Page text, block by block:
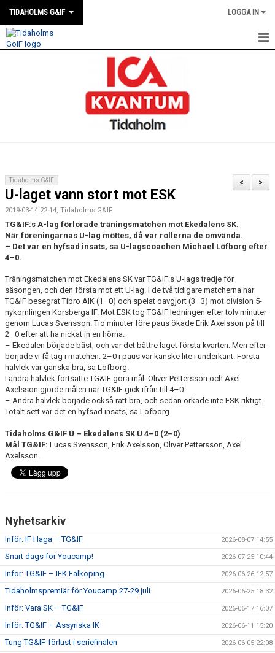
TIDAHOLMS G&IF LOGGA IN
FÖRENINGEN
SOUVENIRER
GAMLA GIFFS TORSDAGSTRÄFFAR
MATCHER
CUPER ARBETSBESKRIVNING
PLANSCHEMA
>
<
Tidaholms G&IF
U-laget vann stort mot ESK
2019-03-14 22:14, Tidaholms G&IF
TG&IF:s A-lag förlorade träningsmatchen mot Ekedalens SK.
När föreningarnas U-lag möttes, då var rollerna de omvända.
– Det var en hyfsad insats, sa U-lagscoachen Michael Löfborg efter
4–0.
Träningsmatchen mot Ekedalens SK var TG&IF:s U-lags tredje för
säsongen, och den första mot ett U-lag. I de två tidigare matcherna har
TG&IF besegrat Tibro AIK (1–0) och spelat oavgjort (3–3) mot division 5-
nykomlingen Korsberga IF. Mot ESK tog TG&IF ledningen efter tolv minuter
genom Lucas Svensson. Tio minuter före paus ökade Erik Axelsson på till
2–0 efter att ha nickat in en hörna.
– Ekedalen började bäst, och var det bättre laget första kvarten. Men efter
började vi få tag i matchen. 2–0 i paus var kanske lite i underkant. Första
halvlek var ganska bra, sa Löfborg.
I andra halvlek fortsatte TG&IF göra mål. Oliver Pettersson och Axel
Axelsson gjorde målen när TG&IF gick ifrån till 4–0.
– Andra halvlek började också rätt bra, och sedan orkade inte ESK riktigt.
Totalt sett var det en hyfsad insats, sa Löfborg.
Tidaholms G&IF U – Ekedalens SK U 4–0 (2–0)
Mål TG&IF: Lucas Svensson, Erik Axelsson, Oliver Pettersson, Axel
Axelsson.
Nyhetsarkiv
Inför: IF Haga – TG&IF 2026-08-07 14:55
Snart dags för Youcamp! 2026-07-25 10:44
Inför: TG&IF – IFK Falköping 2026-06-26 12:57
TIdaholmspremiär för Youcamp 27-29 juli 2026-06-25 18:32
Inför: Vara SK – TG&IF 2026-06-17 16:07
Inför: TG&IF – Assyriska IK 2026-06-11 15:20
Tung TG&IF-förlust i seriefinalen 2026-06-05 22:08